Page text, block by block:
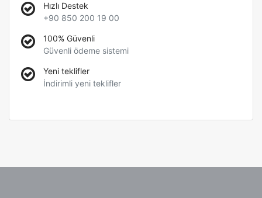
Hızlı Destek
+90 850 200 19 00
100% Güvenli
Güvenli ödeme sistemi
Yeni teklifler
İndirimli yeni teklifler